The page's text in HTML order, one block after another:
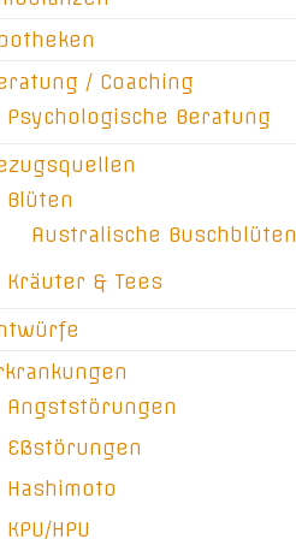
/ Coaching
Psychologische Beratung
Blüten
Australische Buschblüten
Kräuter & Tees
Angststörungen
Eßstörungen
Hashimoto
KPU/HPU